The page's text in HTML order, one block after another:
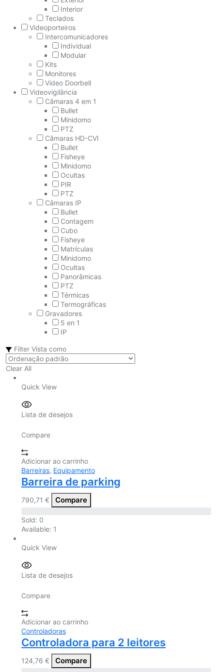
Interior
Teclados
Videoporteiros
Intercomunicadores
Individual
Modular
Kits
Monitores
Video Doorbell
Videovigilância
Câmaras 4 em 1
Bullet
Minidomo
PTZ
Câmaras HD-CVI
Bullet
Fisheye
Minidomo
Ocultas
PIR
PTZ
Câmaras IP
Bullet
Contagem
Cubo
Fisheye
Matrículas
Minidomo
Ocultas
Panorâmicas
PTZ
Térmicas
Termográficas
Gravadores
5 en 1
IP
Filter Vista como
Clear All
Quick View
Lista de desejos
Compare
Adicionar ao carrinho
Barreiras, Equipamento
Barreira de parking
790,71 € Compare
Sold: 0
Available: 1
Quick View
Lista de desejos
Compare
Adicionar ao carrinho
Controladoras
Controladora para 2 leitores
124,76 € Compare